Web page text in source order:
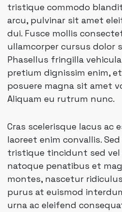
tristique commodo
arcu, pulvinar sit amet
dui. Fusce mollis
ullamcorper cursus dolor
Phasellus fringilla
pretium dignissim enim,
posuere magna sit amet
Aliquam eu rutrum nunc.
Cras scelerisque lacus ac
laoreet enim convallis.
tristique tincidunt sed vel
natoque penatibus et
montes, nascetur
purus at euismod
urna ac eleifend